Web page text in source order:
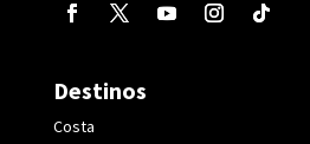
Destinos
Costa